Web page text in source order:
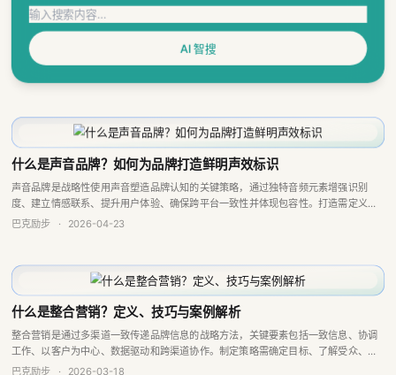
AI 智搜
什么是声音品牌？如何为品牌打造鲜明声效标识
声音品牌是战略性使用声音塑造品牌认知的关键策略，通过独特音频元素增强识别
度、建立情感联系、提升用户体验、确保跨平台一致性并体现包容性。打造需定义品
牌核心、创作标识元素、制定指南并整合实施，能帮助品牌在竞争中留下深刻印象。
巴克励步 · 2026-04-23
什么是整合营销？定义、技巧与案例解析
整合营销是通过多渠道一致传递品牌信息的战略方法，关键要素包括一致信息、协调
工作、以客户为中心、数据驱动和跨渠道协作。制定策略需确定目标、了解受众、明
确卖点、规划传播等，能提升品牌认知与信任，Baklib等平台可助力实施。
巴克励步 · 2026-03-18